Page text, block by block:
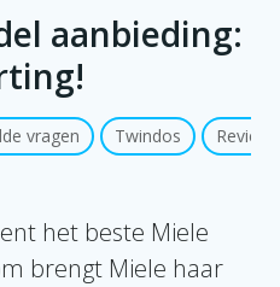
aanbieding:
vragen Twindos Reviews
het beste Miele
brengt Miele haar